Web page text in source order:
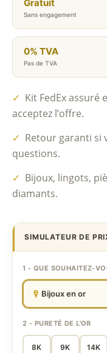
Gratuit
Sans engagement
0% TVA
Pas de TVA
✓ Kit FedEx assuré
acceptez l’offre.
✓ Retour garanti si
questions.
✓ Bijoux, lingots,
diamants.
SIMULATEUR DE
1 - QUE SOUHAITEZ-
Bijoux en or
2 - PURETÉ DE L'OR
8K 9K 14K